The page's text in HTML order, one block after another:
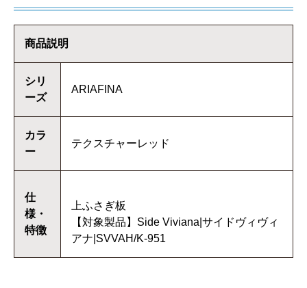
商品説明
シリ
ーズ
ARIAFINA
カラ
ー
テクスチャーレッド
仕
様・
特徴
上ふさぎ板
【対象製品】Side Viviana|サイドヴィヴィ
アナ|SVVAH/K-951